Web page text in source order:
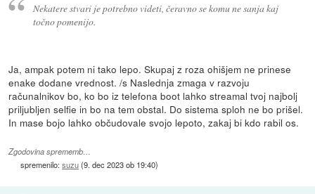
Nekatere stvari je potrebno videti, čeravno se komu ne sanja kaj
točno pomenijo.
Ja, ampak potem ni tako lepo. Skupaj z roza ohišjem ne prinese
enake dodane vrednost. /s Naslednja zmaga v razvoju
računalnikov bo, ko bo iz telefona boot lahko streamal tvoj najbolj
priljubljen selfie in bo na tem obstal. Do sistema sploh ne bo prišel.
In mase bojo lahko občudovale svojo lepoto, zakaj bi kdo rabil os.
Zgodovina sprememb…
spremenilo:suzu(9. dec 2023 ob 19:40)